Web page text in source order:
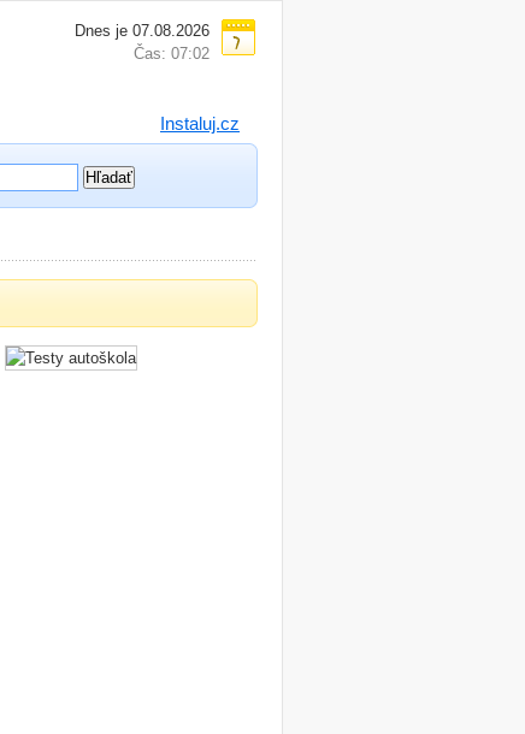
Dnes je 07.08.2026
Čas: 07:02
Instaluj.cz